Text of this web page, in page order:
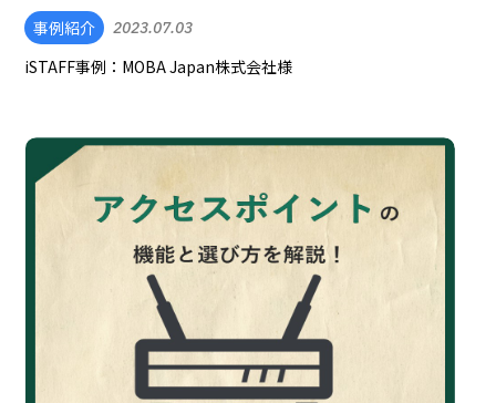
事例紹介 2023.07.03
iSTAFF事例：MOBA Japan株式会社様